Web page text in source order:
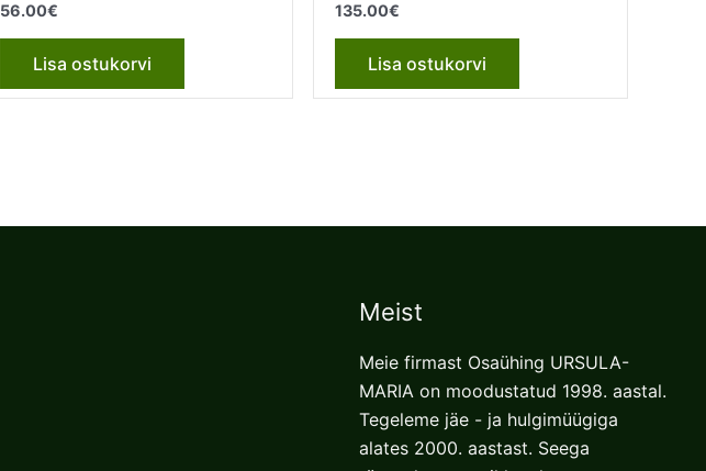
56.00€
Lisa ostukorvi
135.00€
Lisa ostukorvi
Meist
Meie firmast Osaühing URSULA-
MARIA on moodustatud 1998. aastal.
Tegeleme jäe - ja hulgimüügiga
alates 2000. aastast. Seega